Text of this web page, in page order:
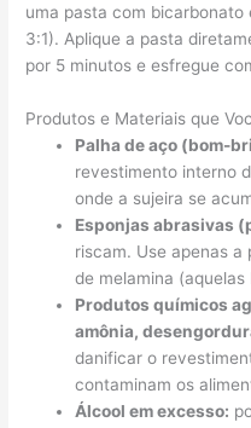
uma pasta com
3:1). Aplique a pasta
por 5 minutos e esfregue
Produtos e Materiais que
Palha de aço (bom-
revestimento interno
onde a sujeira se
Esponjas abrasivas
riscam. Use apenas
de melamina
Produtos químicos
amônia,
danificar o
contaminam os
Álcool em excesso: